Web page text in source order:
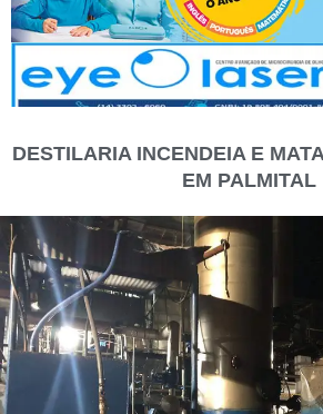
DESTILARIA INCENDEIA E
EM PALMITAL